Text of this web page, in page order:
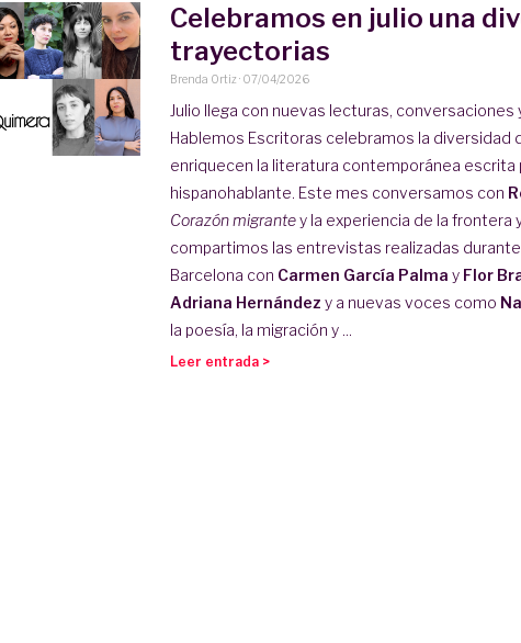
Celebramos en julio una
trayectorias
Brenda Ortiz · 07/04/2026
Julio llega con nuevas lecturas, conversaciones
Hablemos Escritoras celebramos la diversidad
enriquecen la literatura contemporánea escrita
hispanohablante. Este mes conversamos con
Corazón migrantey la experiencia de la frontera
compartimos las entrevistas realizadas
Barcelona con Carmen García Palma y Flor
Adriana Hernández y a nuevas voces como
la poesía, la migración y ...
Leer entrada >